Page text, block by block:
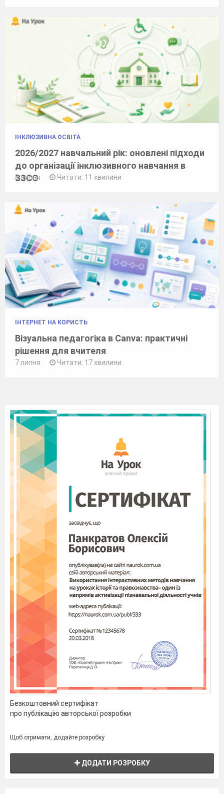
ІНКЛЮЗИВНА ОСВІТА
2026/2027 навчальний рік: оновлені підходи
до організації інклюзивного навчання в
ЗЗСО
8 липня Читати: 11 хвилини
ІНТЕРНЕТ НА КОРИСТЬ
Візуальна педагогіка в Canva: практичні
рішення для вчителя
7 липня Читати: 17 хвилини
Безкоштовний сертифікат
про публікацію авторської розробки
Щоб отримати, додайте розробку
ДОДАТИ РОЗРОБКУ